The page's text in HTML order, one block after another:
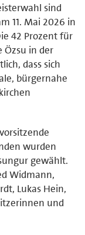
sind
11. Mai 2026 in
42 Prozent für
Özsu in der
dass sich
bürgernahe
wurden
gewählt.
Widmann,
Lukas Hein,
und